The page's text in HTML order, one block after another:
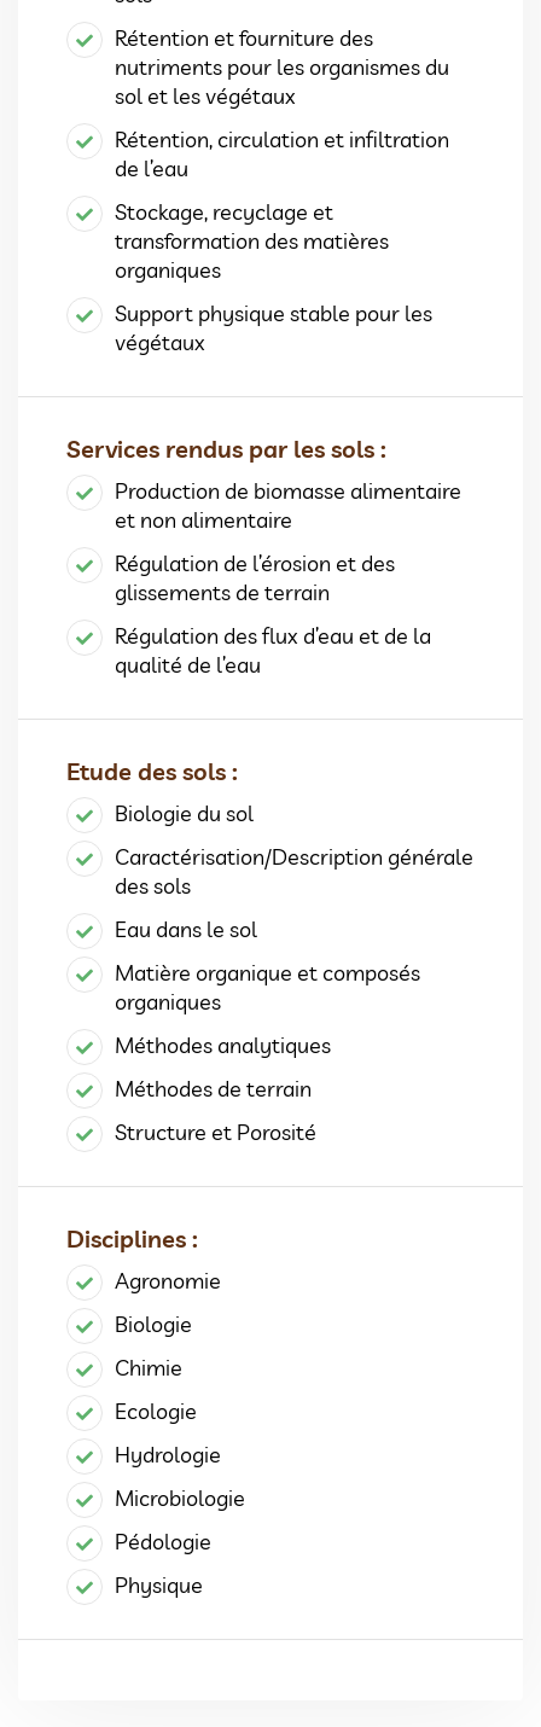
Rétention et fourniture des
nutriments pour les organismes du
sol et les végétaux
Rétention, circulation et infiltration
de l’eau
Stockage, recyclage et
transformation des matières
organiques
Support physique stable pour les
végétaux
Services rendus par les sols :
Production de biomasse alimentaire
et non alimentaire
Régulation de l’érosion et des
glissements de terrain
Régulation des flux d’eau et de la
qualité de l’eau
Etude des sols :
Biologie du sol
Caractérisation/Description générale
des sols
Eau dans le sol
Matière organique et composés
organiques
Méthodes analytiques
Méthodes de terrain
Structure et Porosité
Disciplines :
Agronomie
Biologie
Chimie
Ecologie
Hydrologie
Microbiologie
Pédologie
Physique